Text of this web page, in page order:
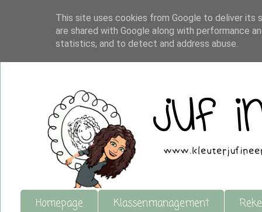
Homepage Klassenmanagement
This site uses cookies from Google to deliver its
are shared with Google along with performance
statistics, and to detect and address abuse.